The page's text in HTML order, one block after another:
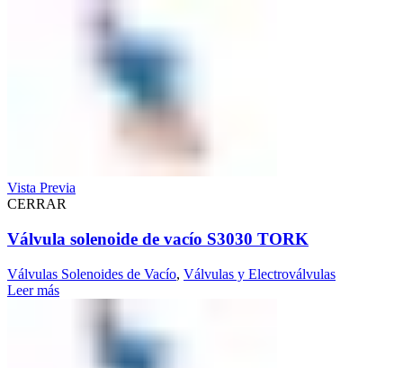
Vista Previa
CERRAR
Válvula solenoide de vacío S3030 TORK
Válvulas Solenoides de Vacío, Válvulas y Electroválvulas
Leer más